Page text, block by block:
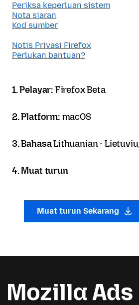
Periksa keperluan sistem
Nota siaran
Kod sumber
Notis Privasi Firefox
Perlukan bantuan?
1. Pelayar: Firefox Beta
2. Platform: macOS
3. BahasaLithuanian - Lietuvių
4. Muat turun
Muat turun Sekarang